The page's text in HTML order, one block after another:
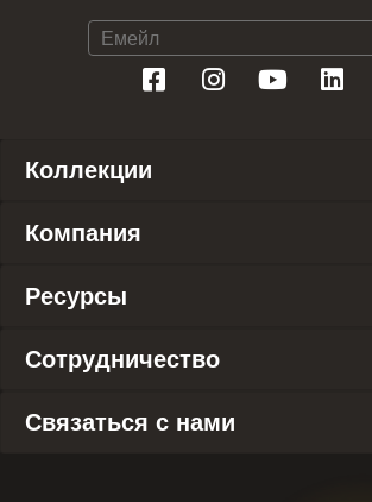
Коллекции
Компания
Ресурсы
Сотрудничество
Связаться с нами